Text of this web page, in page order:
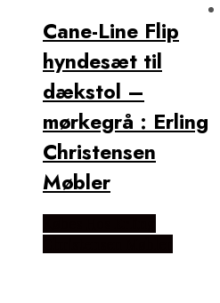
Cane-Line Flip
hyndesæt til
dækstol –
mørkegrå : Erling
Christensen
Møbler